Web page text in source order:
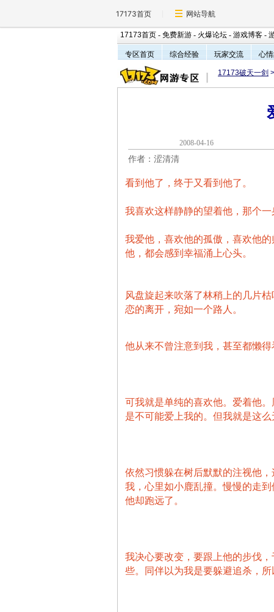
17173首页 网站导航
17173首页 - 免费新游 - 火爆论坛 - 游戏博客 -
专区首页 综合经验 玩家交流 心
17173破天一剑 >
2008-04-
作者：涩清清
看到他了，终于又看到他了。
我喜欢这样静静的望着他，那个一
我爱他，喜欢他的孤傲，喜欢他
他，都会感到幸福涌上心头。
风盘旋起来吹落了林稍上的几片
恋的离开，宛如一个路人。
他从来不曾注意到我，甚至都懒得
可我就是单纯的喜欢他。爱着他
是不可能爱上我的。但我就是这么
依然习惯躲在树后默默的注视他
我，心里如小鹿乱撞。慢慢的走
他却跑远了。
我决心要改变，要跟上他的步伐
些。同伴以为我是要躲避追杀，所